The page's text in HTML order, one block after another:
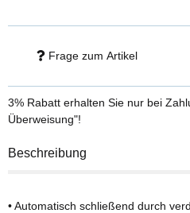
Frage zum Artikel
3% Rabatt erhalten Sie nur bei
Überweisung"!
Beschreibung
• Automatisch schließend durch